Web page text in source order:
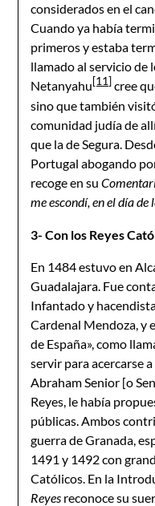
considerados en el
Cuando ya había
primeros y estaba
llamado al servicio de
Netanyahu[11]cree
sino que también
comunidad judía de
que la de Segura.
Portugal abogando
recoge en su
me escondí, en el día de
3- Con los Reyes
En 1484 estuvo en
Guadalajara. Fue
Infantado y
Cardenal Mendoza, y
de España», como
servir para acercarse
Abraham Senior [o
Reyes, le había
públicas. Ambos
guerra de Granada,
1491 y 1492 con
Católicos. En la
Reyes reconoce su